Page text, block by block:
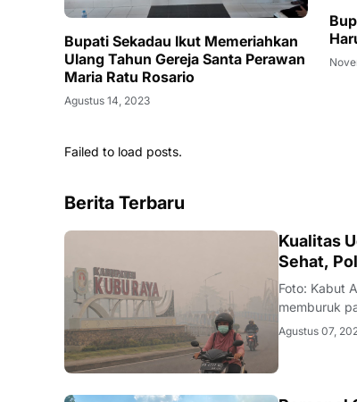
Bupati Sekadau Ikut Memeriahkan
Ulang Tahun Gereja Santa Perawan
Maria Ratu Rosario
Agustus 14, 2023
Failed to load posts.
Berita Terbaru
KALBAR
Kualitas
Sehat,
Foto: Kabut
memburuk
Klimatologi,
Agustus 07,